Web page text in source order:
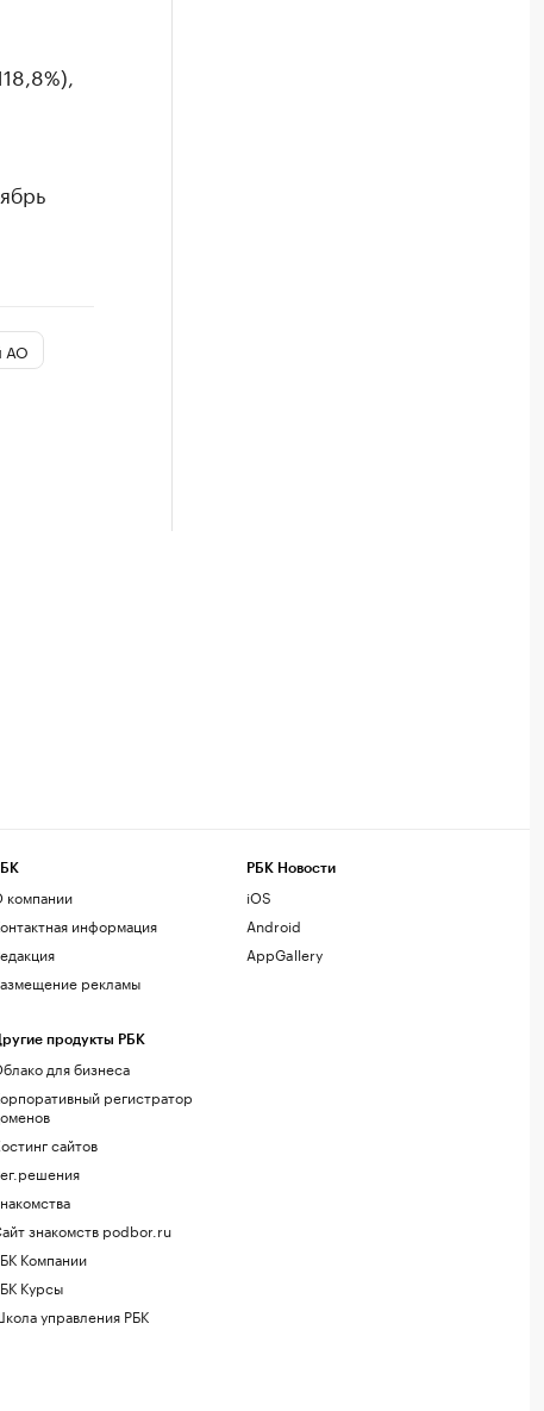
АО
компании
информация
рекламы
продукты РБК
для бизнеса
регистратор
сайтов
знакомств podbor.ru
Компании
Курсы
управления РБК
РБК Новости
iOS
Android
AppGallery